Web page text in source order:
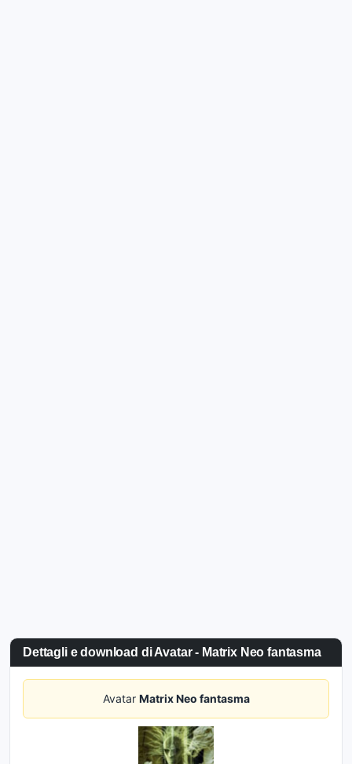
Dettagli e download di Avatar - Matrix Neo fantasma
Avatar Matrix Neo fantasma